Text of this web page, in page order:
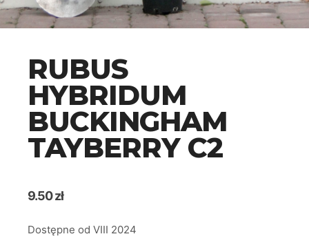
RUBUS
HYBRIDUM
BUCKINGHAM
TAYBERRY C2
9.50zł
Dostępne od VIII 2024